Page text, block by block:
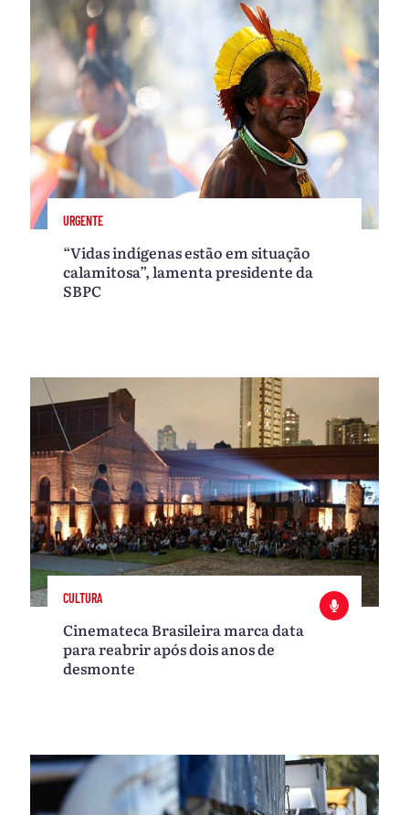
URGENTE
“Vidas indígenas estão em situação
calamitosa”, lamenta presidente da
SBPC
CULTURA
Cinemateca Brasileira marca data
para reabrir após dois anos de
desmonte